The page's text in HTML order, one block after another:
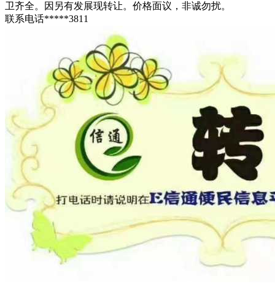
卫齐全。因另有发展现转让。价格面议，非诚勿扰。
联系电话*****3811